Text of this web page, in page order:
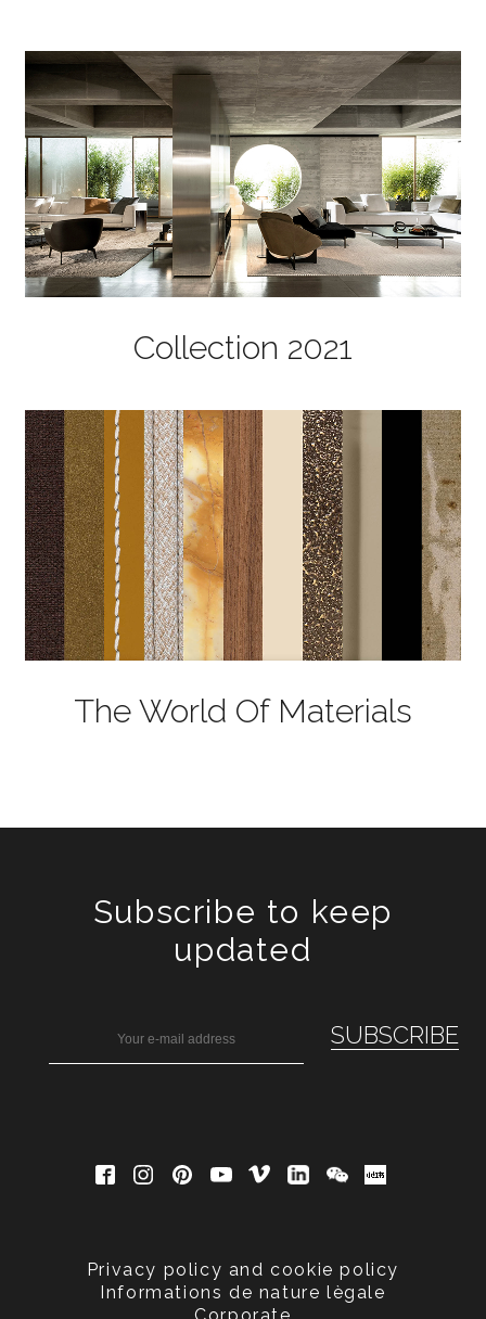
Collection 2021
The World Of Materials
Subscribe to keep
updated
Privacy policy and cookie policy
Informations de nature lègale